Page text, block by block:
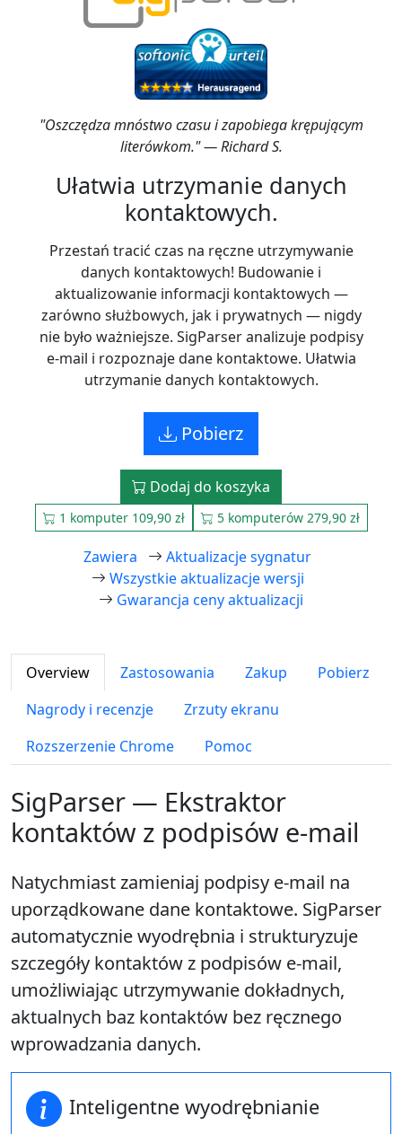
"Oszczędza mnóstwo czasu i zapobiega krępującym
literówkom." — Richard S.
Ułatwia utrzymanie danych
kontaktowych.
Przestań tracić czas na ręczne utrzymywanie
danych kontaktowych! Budowanie i
aktualizowanie informacji kontaktowych —
zarówno służbowych, jak i prywatnych — nigdy
nie było ważniejsze. SigParser analizuje podpisy
e‑mail i rozpoznaje dane kontaktowe. Ułatwia
utrzymanie danych kontaktowych.
Pobierz
Dodaj do koszyka
1 komputer 109,90 zł 5 komputerów 279,90 zł
Zawiera
Aktualizacje sygnatur
Wszystkie aktualizacje wersji
Gwarancja ceny aktualizacji
Overview Zastosowania Zakup
Pobierz
Nagrody i recenzje
Zrzuty ekranu
Rozszerzenie Chrome
Pomoc
SigParser — Ekstraktor
kontaktów z podpisów e-mail
Natychmiast zamieniaj podpisy e-mail na
uporządkowane dane kontaktowe. SigParser
automatycznie wyodrębnia i strukturyzuje
szczegóły kontaktów z podpisów e-mail,
umożliwiając utrzymywanie dokładnych,
aktualnych baz kontaktów bez ręcznego
wprowadzania danych.
Inteligentne wyodrębnianie